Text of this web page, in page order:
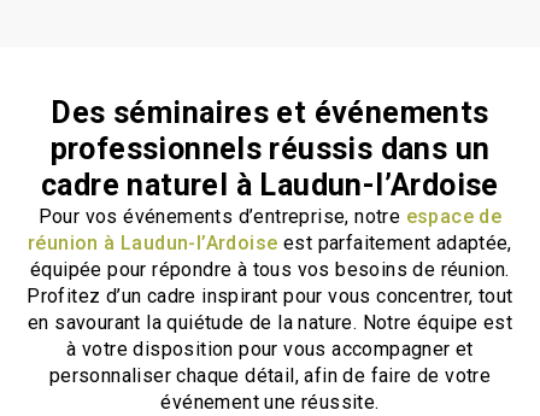
Des séminaires et événements
professionnels réussis dans un
cadre naturel à Laudun-l’Ardoise
Pour vos événements d’entreprise, notre espace de
réunion à Laudun-l’Ardoise est parfaitement adaptée,
équipée pour répondre à tous vos besoins de réunion.
Profitez d’un cadre inspirant pour vous concentrer, tout
en savourant la quiétude de la nature. Notre équipe est
à votre disposition pour vous accompagner et
personnaliser chaque détail, afin de faire de votre
événement une réussite.